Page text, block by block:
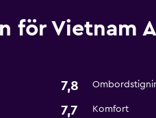
för Vietnam
7,8
7,7 Komfort